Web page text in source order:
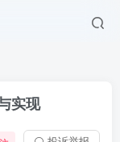
实现